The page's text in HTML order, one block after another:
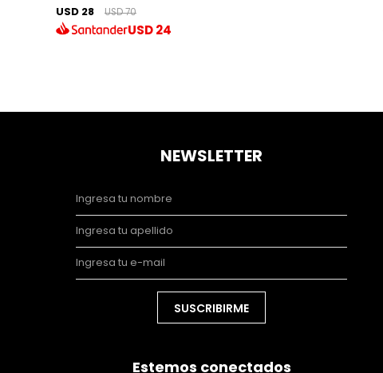
USD 28 USD 70
USD24
NEWSLETTER
SUSCRIBIRME
Estemos conectados